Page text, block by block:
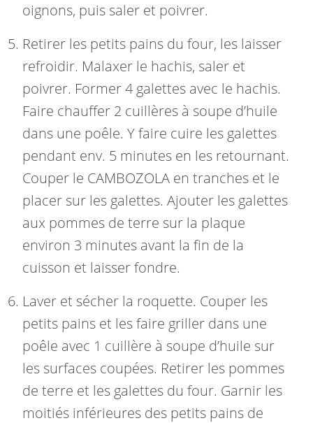
oignons, puis saler et poivrer.
Retirer les petits pains du four, les laisser
refroidir. Malaxer le hachis, saler et
poivrer. Former 4 galettes avec le hachis.
Faire chauffer 2 cuillères à soupe d’huile
dans une poêle. Y faire cuire les galettes
pendant env. 5 minutes en les retournant.
Couper le CAMBOZOLA en tranches et le
placer sur les galettes. Ajouter les galettes
aux pommes de terre sur la plaque
environ 3 minutes avant la fin de la
cuisson et laisser fondre.
Laver et sécher la roquette. Couper les
petits pains et les faire griller dans une
poêle avec 1 cuillère à soupe d’huile sur
les surfaces coupées. Retirer les pommes
de terre et les galettes du four. Garnir les
moitiés inférieures des petits pains de